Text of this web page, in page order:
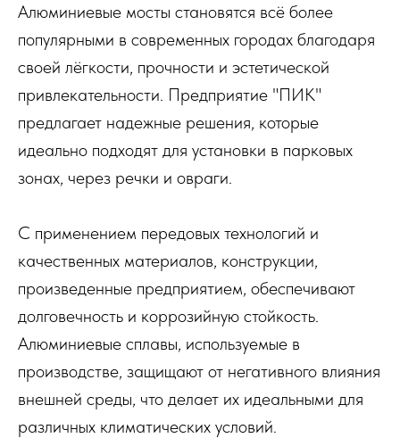
Алюминиевые мосты становятся всё более
популярными в современных городах благодаря
своей лёгкости, прочности и эстетической
привлекательности. Предприятие "ПИК"
предлагает надежные решения, которые
идеально подходят для установки в парковых
зонах, через речки и овраги.
С применением передовых технологий и
качественных материалов, конструкции,
произведенные предприятием, обеспечивают
долговечность и коррозийную стойкость.
Алюминиевые сплавы, используемые в
производстве, защищают от негативного влияния
внешней среды, что делает их идеальными для
различных климатических условий.